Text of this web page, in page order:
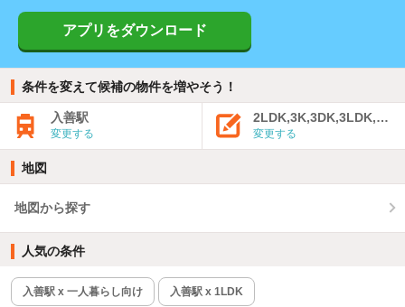
アプリをダウンロード
条件を変えて候補の物件を増やそう！
入善駅
変更する 変更する
地図
地図から探す
人気の条件
入善駅 x 一人暮らし向け 入善駅 x 1LDK